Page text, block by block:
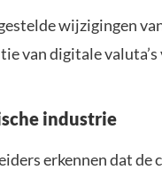
wijzigingen
van digitale valuta’s
industrie
erkennen dat de